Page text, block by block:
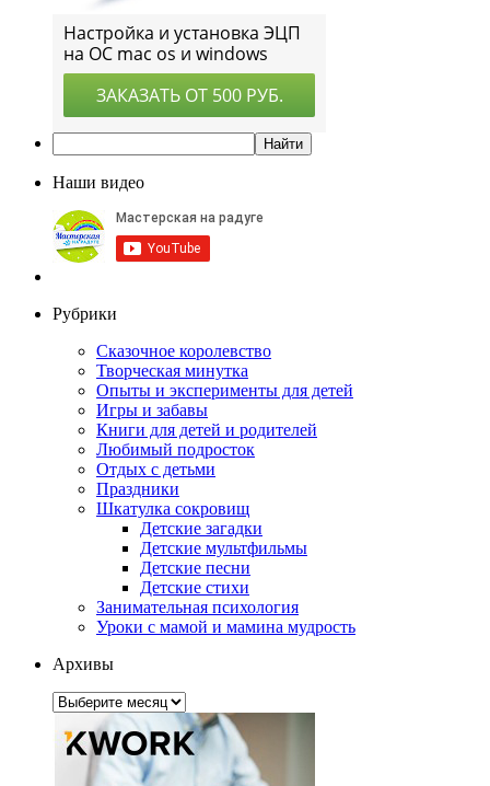
Наши видео
Рубрики
Сказочное королевство
Творческая минутка
Опыты и эксперименты для детей
Игры и забавы
Книги для детей и родителей
Любимый подросток
Отдых с детьми
Праздники
Шкатулка сокровищ
Детские загадки
Детские мультфильмы
Детские песни
Детские стихи
Занимательная психология
Уроки с мамой и мамина мудрость
Архивы
Архивы